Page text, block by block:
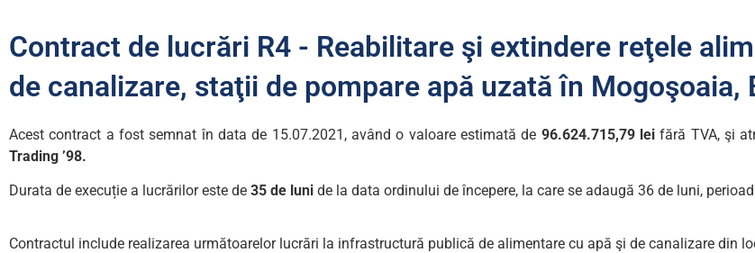
Contract de lucrări R4 - Reabilitare şi extindere reţele
de canalizare, staţii de pompare apă uzată în Mogoşoaia,
Acest contract a fost semnat în data de 15.07.2021, având o valoare estimată de 96.624.715,79 leifără TVA, şi
Trading ’98.
Durata de execuție a lucrărilor este de 35 de luni de la data ordinului de începere, la care se adaugă 36 de luni,
Contractul include realizarea următoarelor lucrări la infrastructură publică de alimentare cu apă şi de canalizare din